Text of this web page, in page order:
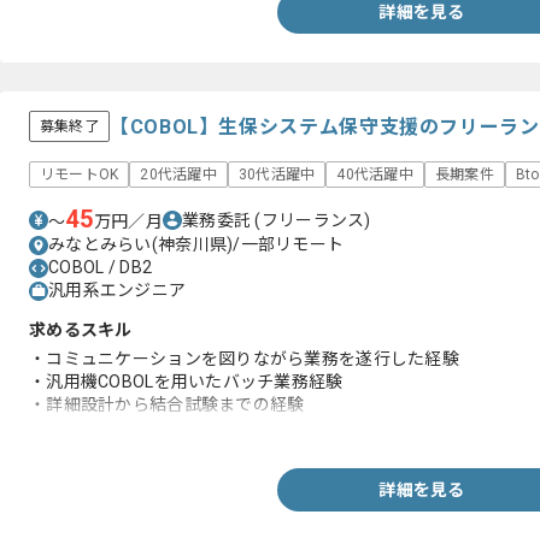
詳細を見る
募集終了 【COBOL】生保システム保守支援のフリーラ
リモートOK 20代活躍中 30代活躍中 40代活躍中 長期案件
〜45万円／月 業務委託(フリーランス)
みなとみらい(神奈川県)/一部リモート
COBOL / DB2
汎用系エンジニア
求めるスキル
・コミュニケーションを図りながら業務を遂行した経験
・汎用機COBOLを用いたバッチ業務経験
・詳細設計から結合試験までの経験
詳細を見る